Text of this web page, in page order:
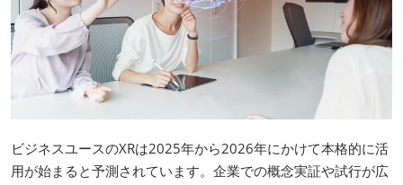
ビジネスユースのXRは2025年から2026年にかけて本格的に活
用が始まると予測されています。企業での概念実証や試行が広